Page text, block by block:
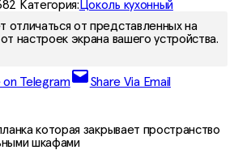
Категория: Цоколь кухонный
отличаться от представленных на
настроек экрана вашего устройства.
on Telegram
Share Via Email
которая закрывает пространство
шкафами